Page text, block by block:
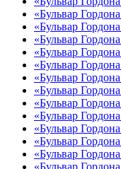
«Бульвар
«Бульвар
«Бульвар
«Бульвар
«Бульвар
«Бульвар
«Бульвар
«Бульвар
«Бульвар
«Бульвар
«Бульвар
«Бульвар
«Бульвар